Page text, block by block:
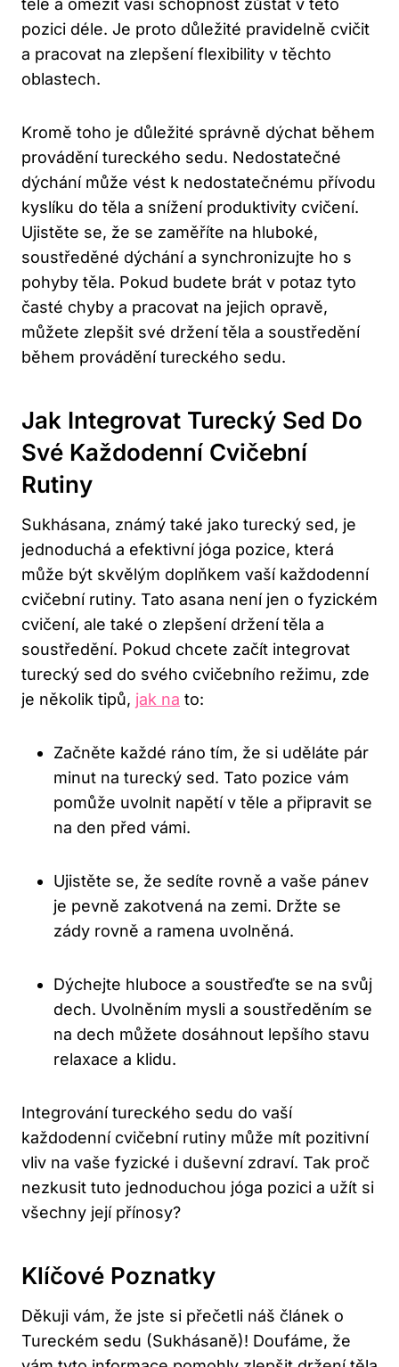
těle ⁣a⁣ omezit vaši⁢ schopnost zůstat⁣ v této
pozici ‌déle. Je proto ​důležité pravidelně cvičit
a pracovat na zlepšení flexibility v těchto⁢
oblastech.
Kromě ⁢toho je důležité správně dýchat‌ během
⁤provádění tureckého ⁢sedu. Nedostatečné
⁤dýchání ⁤může⁤ vést ‌k nedostatečnému přívodu​
kyslíku do ⁤těla ​a ‌snížení ​produktivity cvičení.
Ujistěte se, ‍že se ⁢zaměříte na hluboké,
soustředěné ⁣dýchání⁢ a synchronizujte⁣ ho s
pohyby⁢ těla. Pokud budete brát v potaz tyto
časté‌ chyby ⁣a pracovat na jejich ​opravě,
‌můžete zlepšit své ⁤držení ‍těla​ a soustředění
během provádění tureckého sedu.
Jak Integrovat​ Turecký Sed Do
Své Každodenní Cvičební
⁢rutiny
Sukhásana, známý také jako ‍turecký sed, je
jednoduchá a⁣ efektivní jóga pozice, která
může být‍ skvělým doplňkem vaší každodenní
cvičební rutiny. Tato asana není jen ⁣o fyzickém
cvičení, ale také o zlepšení držení ⁣těla a
soustředění. Pokud chcete začít integrovat
turecký sed⁢ do svého cvičebního režimu, zde⁣
je několik tipů, jak​ na to:
Začněte každé ráno tím,⁢ že si uděláte pár‍
minut na turecký sed.‌ Tato pozice vám
pomůže uvolnit napětí⁤ v těle a připravit​ se‍
na den před vámi.
Ujistěte se, ​že sedíte rovně a⁣ vaše pánev
je pevně ‍zakotvená⁣ na ​zemi. Držte ‌se
zády rovně a ramena ​uvolněná.
Dýchejte hluboce a soustřeďte se na ​svůj ​
dech. Uvolněním ‍mysli‌ a soustředěním ​se
na ‍dech můžete dosáhnout lepšího stavu
relaxace a klidu.
Integrování tureckého sedu do⁢ vaší
⁤každodenní cvičební rutiny může mít pozitivní
‌vliv na vaše‌ fyzické i ⁤duševní zdraví. Tak ⁢proč‌
nezkusit tuto jednoduchou jóga pozici a užít si
všechny její ⁢přínosy?
Klíčové Poznatky
Děkuji vám, že jste si ⁢přečetli náš ​článek o
Tureckém sedu ‌(Sukhásaně)! Doufáme, ⁢že